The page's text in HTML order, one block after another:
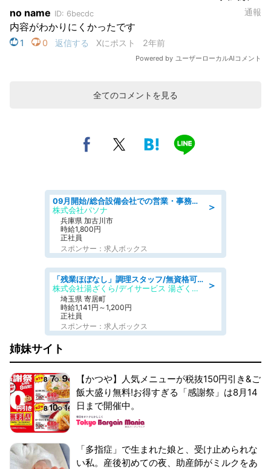
全てのコメントを見る
＞
09月開始/総合設備会社での営業・事務のお仕事/車通勤可/賞与あり/営業/営業事務
株式会社パソナ
兵庫県 加古川市
時給1,800円
正社員
スポンサー：求人ボックス
＞
「残業ほぼなし」調理スタッフ/無資格可/正職員/日勤のみ/デイサービス/社会保障完備
株式会社湯ざくら/デイサービス 湯ざくらケアリゾート
埼玉県 寄居町
時給1,141円～1,200円
正社員
スポンサー：求人ボックス
姉妹サイト
【かつや】人気メニューが税抜150円引き&ご
飯大盛り無料!お得すぎる「感謝祭」は8月14
日まで開催中。
「多指症」で生まれた娘と、受け止められな
い私。産後初めての夜、助産師がミルクをあ